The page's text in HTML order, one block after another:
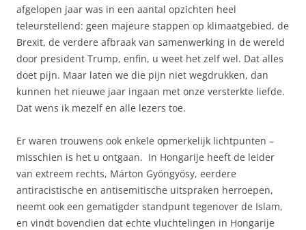
afgelopen jaar was in een aantal opzichten heel
teleurstellend: geen majeure stappen op klimaatgebied, de
Brexit, de verdere afbraak van samenwerking in de wereld
door president Trump, enfin, u weet het zelf wel. Dat alles
doet pijn. Maar laten we die pijn niet wegdrukken, dan
kunnen het nieuwe jaar ingaan met onze versterkte liefde.
Dat wens ik mezelf en alle lezers toe.
Er waren trouwens ook enkele opmerkelijk lichtpunten –
misschien is het u ontgaan. In Hongarije heeft de leider
van extreem rechts, Márton Gyöngyösy, eerdere
antiracistische en antisemitische uitspraken herroepen,
neemt ook een gematigder standpunt tegenover de Islam,
en vindt bovendien dat echte vluchtelingen in Hongarije